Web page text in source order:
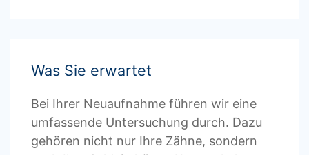
Was Sie erwartet
Bei Ihrer Neuaufnahme führen wir eine
umfassende Untersuchung durch. Dazu
gehören nicht nur Ihre Zähne, sondern